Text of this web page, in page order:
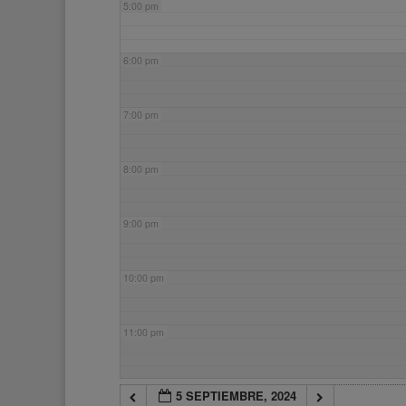
5:00 pm
6:00 pm
7:00 pm
8:00 pm
9:00 pm
10:00 pm
11:00 pm
5 SEPTIEMBRE, 2024